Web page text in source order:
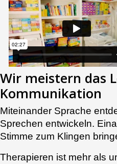
Wir meistern das
Kommunikation
Miteinander Sprache
Sprechen entwickeln.
Stimme zum Klingen
Therapieren ist mehr als